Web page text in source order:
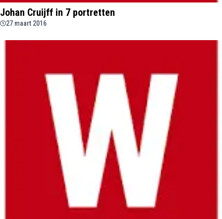
Johan Cruijff in 7 portretten
27 maart 2016